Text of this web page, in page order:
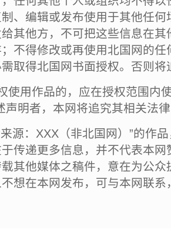
、编辑或发布使用于其他任
其他方，不可把这些信息在
不得修改或再使用北国网的
取得北国网书面授权。否则将
使用作品的，应在授权范围内
声明者，本网将追究其相关法
源：XXX（非北国网）”的作
传递更多信息，并不代表本
其他媒体之稿件，意在为公
想在本网发布，可与本网联